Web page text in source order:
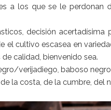
a los que se le
decisión
el cultivo escasea en
calidad, bienvenido sea.
verijadiego, baboso
la costa, de la cumbre, del